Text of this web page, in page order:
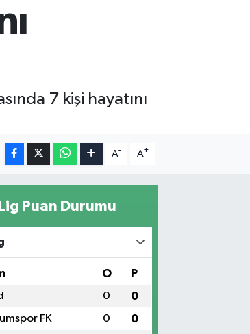
7 kişi hayatını
A- A+
Puan Durumu
O P
0 0
FK 0 0